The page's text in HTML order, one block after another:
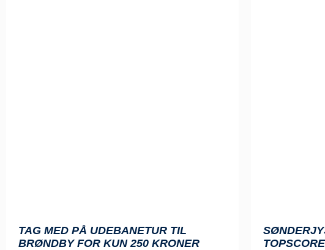
TAG MED PÅ UDEBANETUR TIL
BRØNDBY FOR KUN 250 KRONER